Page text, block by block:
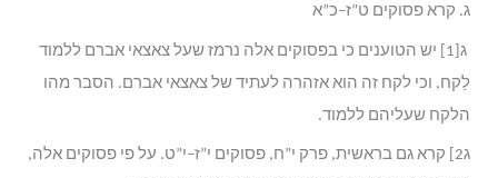
ג. קרא פסוקים ט”ז–כ”א
ג[1] יש הטוענים כי בפסוקים אלה נרמז שעל צאצאי אברם ללמוד
לַקח, וכי לקח זה הוא אזהרה לעתיד של צאצאי אברם. הסבר מהו
הלקח שעליהם ללמוד.
ג2] קרא גם בראשית, פרק י”ח, פסוקים י”ז–י”ט. על פי פסוקים אלה,